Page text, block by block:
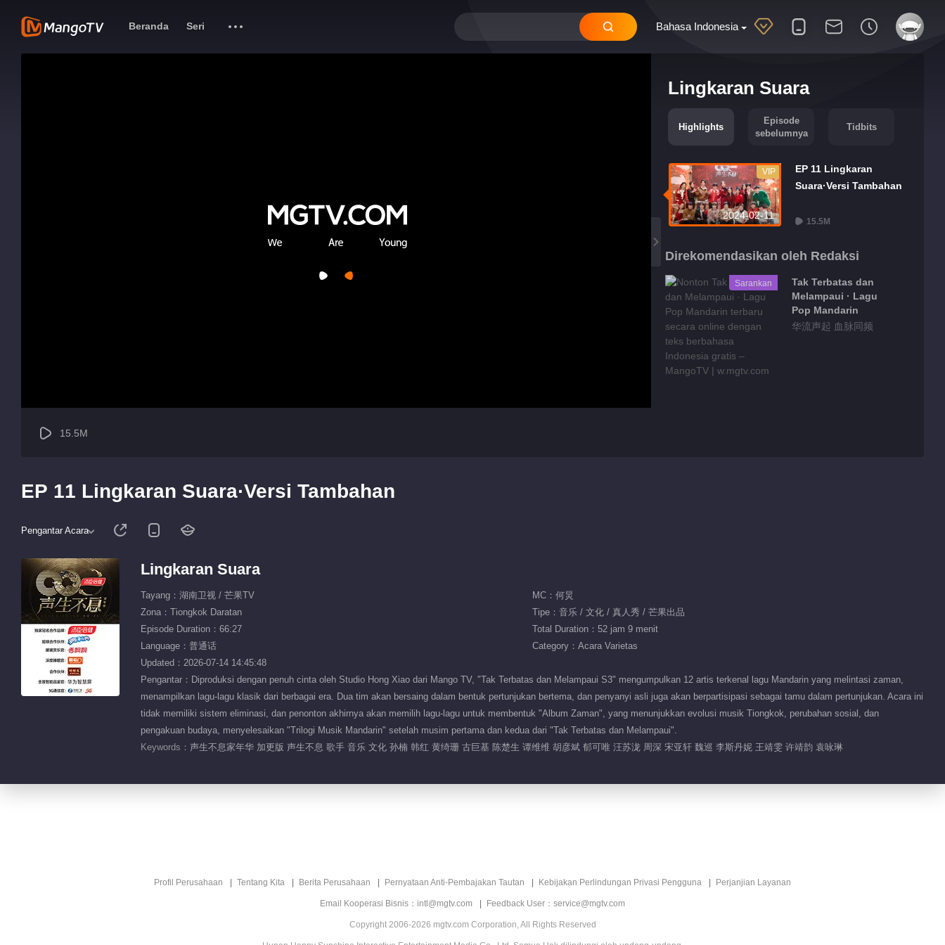
Bahasa Indonesia
Beranda Seri
Lingkaran Suara
Highlights
Episode
sebelumnya
Tidbits
2024-02-11
VIP
EP 11 Lingkaran
Suara·Versi Tambahan
15.5M
Direkomendasikan oleh Redaksi
Sarankan
Tak Terbatas dan
Melampaui · Lagu
Pop Mandarin
华流声起 血脉同频
15.5M
EP 11 Lingkaran Suara·Versi Tambahan
Pengantar Acara
Lingkaran Suara
Tayang：湖南卫视 / 芒果TV
MC：何炅
Zona：Tiongkok Daratan
Tipe：音乐 / 文化 / 真人秀 / 芒果出品
Episode Duration：66:27
Total Duration：52 jam 9 menit
Language：普通话
Category：Acara Varietas
Updated：2026-07-14 14:45:48
Pengantar：Diproduksi dengan penuh cinta oleh Studio Hong Xiao dari Mango TV, "Tak Terbatas dan Melampaui S3" mengumpulkan 12 artis terkenal lagu Mandarin yang melintasi zaman,
menampilkan lagu-lagu klasik dari berbagai era. Dua tim akan bersaing dalam bentuk pertunjukan bertema, dan penyanyi asli juga akan berpartisipasi sebagai tamu dalam pertunjukan. Acara ini
tidak memiliki sistem eliminasi, dan penonton akhirnya akan memilih lagu-lagu untuk membentuk "Album Zaman", yang menunjukkan evolusi musik Tiongkok, perubahan sosial, dan
pengakuan budaya, menyelesaikan "Trilogi Musik Mandarin" setelah musim pertama dan kedua dari "Tak Terbatas dan Melampaui".
Keywords： 声生不息家年华 加更版 声生不息 歌手 音乐 文化 孙楠 韩红 黄绮珊 古巨基 陈楚生 谭维维 胡彦斌 郁可唯 汪苏泷 周深 宋亚轩 魏巡 李斯丹妮 王靖雯 许靖韵 袁咏琳
Profil Perusahaan Tentang Kita Berita Perusahaan Pernyataan Anti-Pembajakan Tautan Kebijakan Perlindungan Privasi Pengguna Perjanjian Layanan
Email Kooperasi Bisnis：intl@mgtv.com Feedback User：service@mgtv.com
Copyright 2006-2026 mgtv.com Corporation, All Rights Reserved